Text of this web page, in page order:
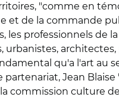
"comme en
et de la commande
les professionnels de
architectes,
qu'a l'art au
Jean Blaise
commission culture